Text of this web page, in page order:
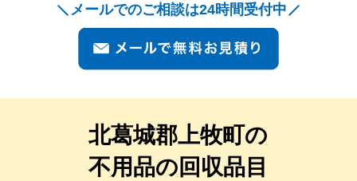
メールでのご相談は24時間受付中
北葛城郡上牧町の
不用品の回収品目